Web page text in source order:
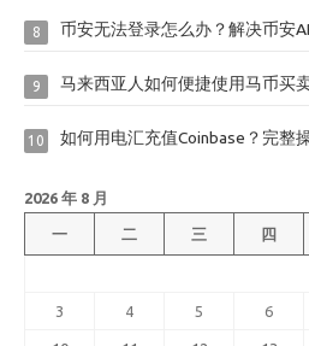
8 币安无法登录怎么办？解决币安
9 马来西亚人如何便捷使用马币买
10 如何用电汇充值Coinbase？完整
2026 年 8 月
一 二 三 四
3 4 5 6